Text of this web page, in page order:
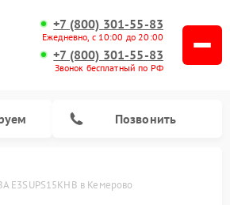
+7 (800) 301-55-83
Ежедневно, с 10:00 до 20:00
+7 (800) 301-55-83
Звонок бесплатный по РФ
Позвонить
E3SUPS15KHB в Кемерово